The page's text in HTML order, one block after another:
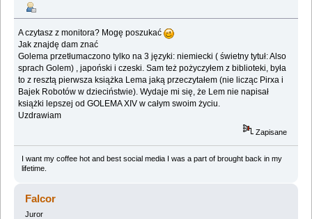
A czytasz z monitora? Mogę poszukać
Jak znajdę dam znać
Golema przetłumaczono tylko na 3 języki: niemiecki ( świetny tytuł: Also
sprach Golem) , japoński i czeski. Sam też pożyczyłem z biblioteki, była
to z resztą pierwsza książka Lema jaką przeczytałem (nie licząc Pirxa i
Bajek Robotów w dzieciństwie). Wydaje mi się, że Lem nie napisał
książki lepszej od GOLEMA XIV w całym swoim życiu.
Uzdrawiam
Zapisane
I want my coffee hot and best social media I was a part of brought back in my
lifetime.
Falcor
Juror